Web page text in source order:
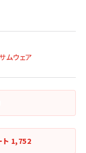
ムウェア
ト 1,752